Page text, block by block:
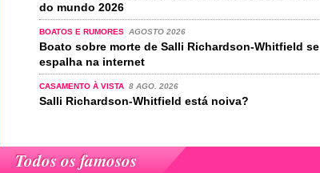
do mundo 2026
BOATOS E RUMORES AGOSTO 2026
Boato sobre morte de Salli Richardson-Whitfield se
espalha na internet
CASAMENTO À VISTA 8 AGO. 2026
Salli Richardson-Whitfield está noiva?
Todos os famosos